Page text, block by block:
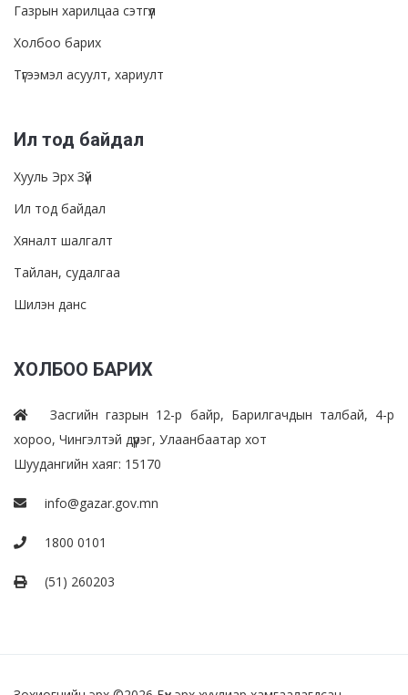
Газрын харилцаа сэтгүүл
Холбоо барих
Түгээмэл асуулт, хариулт
Ил тод байдал
Хууль Эрх Зүй
Ил тод байдал
Хяналт шалгалт
Тайлан, судалгаа
Шилэн данс
ХОЛБОО БАРИХ
Засгийн газрын 12-р байр, Барилгачдын талбай, 4-р
хороо, Чингэлтэй дүүрэг, Улаанбаатар хот
Шуудангийн хаяг: 15170
info@gazar.gov.mn
1800 0101
(51) 260203